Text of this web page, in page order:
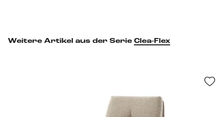
Weitere Artikel aus der Serie Clea-Flex